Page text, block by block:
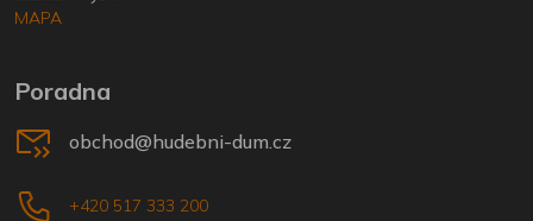
MAPA
Poradna
obchod@hudebni-dum.cz
+420 517 333 200